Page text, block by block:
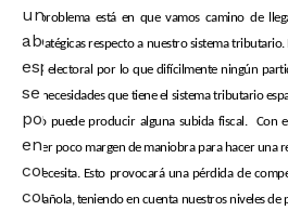
El problema está en que vamos camino de
estratégicas respecto a nuestro sistema
casi electoral por lo que difícilmente ningún
las necesidades que tiene el sistema tributario
esto puede producir alguna subida fiscal. Con
tener poco margen de maniobra para hacer una
y necesita. Esto provocará una pérdida de
española, teniendo en cuenta nuestros niveles
un
abogado
especialista
se
pondrá
en
contacto
contigo